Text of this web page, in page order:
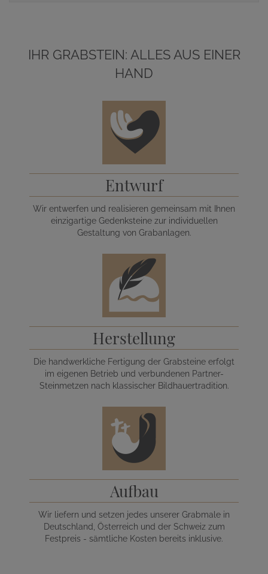
IHR GRABSTEIN: ALLES AUS EINER
HAND
Entwurf
Wir entwerfen und realisieren gemeinsam mit Ihnen
einzigartige Gedenksteine zur individuellen
Gestaltung von Grabanlagen.
Herstellung
Die handwerkliche Fertigung der Grabsteine erfolgt
im eigenen Betrieb und verbundenen Partner-
Steinmetzen nach klassischer Bildhauertradition.
Aufbau
Wir liefern und setzen jedes unserer Grabmale in
Deutschland, Österreich und der Schweiz zum
Festpreis - sämtliche Kosten bereits inklusive.